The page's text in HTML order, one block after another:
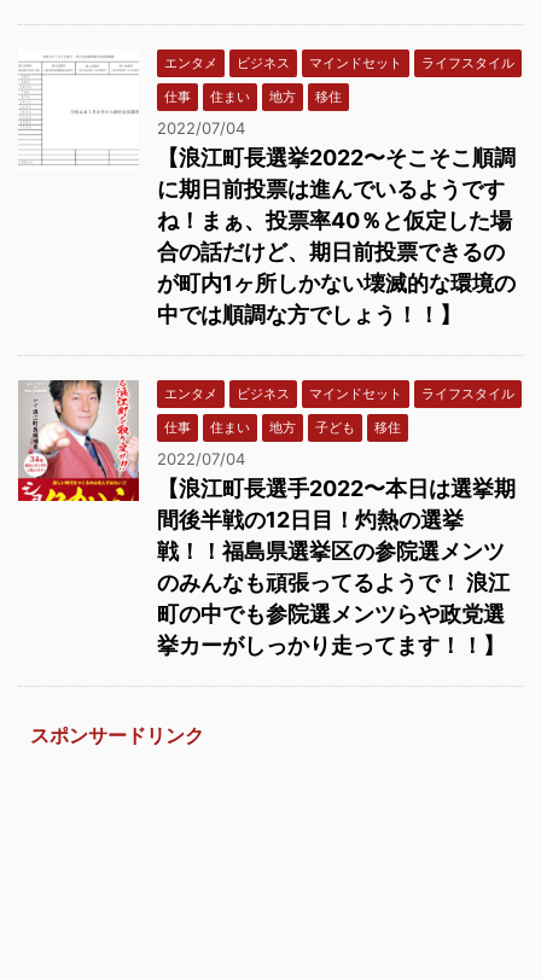
エンタメ ビジネス マインドセット
ライフスタイル
仕事
住まい 地方 移住
2022/07/04
【浪江町長選挙2022〜そこそこ順調
に期日前投票は進んでいるようです
ね！まぁ、投票率40％と仮定した場
合の話だけど、期日前投票できるの
が町内1ヶ所しかない壊滅的な環境の
中では順調な方でしょう！！】
エンタメ ビジネス マインドセット
ライフスタイル
仕事
住まい 地方 子ども 移住
2022/07/04
【浪江町長選手2022〜本日は選挙期
間後半戦の12日目！灼熱の選挙
戦！！福島県選挙区の参院選メンツ
のみんなも頑張ってるようで！ 浪江
町の中でも参院選メンツらや政党選
挙カーがしっかり走ってます！！】
スポンサードリンク